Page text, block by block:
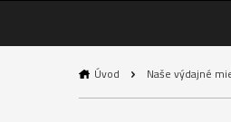
Úvod Naše výdajné